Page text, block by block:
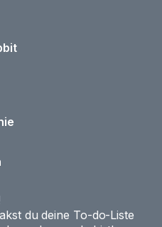
du deine To-do-Liste